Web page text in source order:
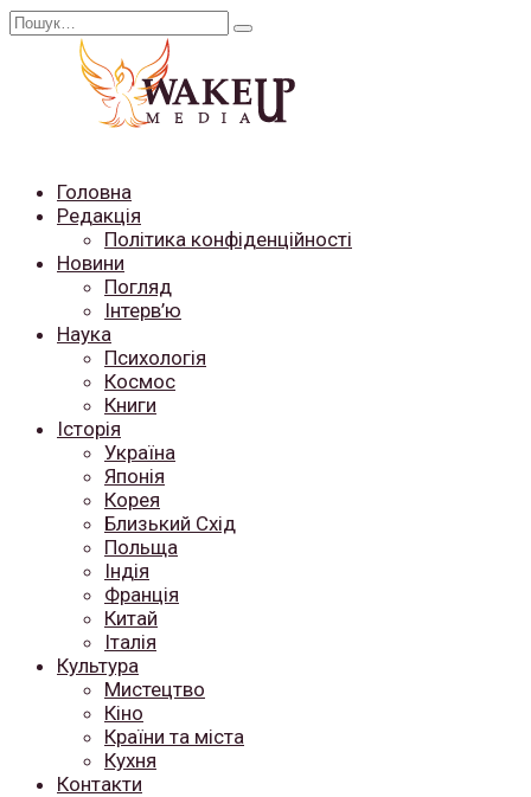
Перейти
Search
Головна
Редакція
Політика конфіденційності
Новини
Погляд
Інтерв’ю
Наука
Психологія
Космос
Книги
Історія
Україна
Японія
Корея
Близький Схід
Польща
Індія
Франція
Китай
Італія
Культура
Мистецтво
Кіно
Країни та міста
Кухня
Контакти